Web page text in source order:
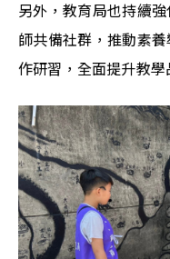
另外，教育局也持續
師共備社群，推動素
作研習，全面提升教學